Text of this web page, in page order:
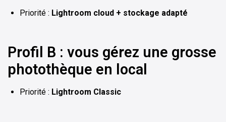
Priorité : Lightroom cloud + stockage adapté
Profil B : vous gérez une grosse
photothèque en local
Priorité : Lightroom Classic